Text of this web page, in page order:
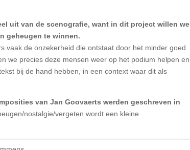
uit van de scenografie, want in dit project willen we
geheugen te winnen.
vaak de onzekerheid die ontstaat door het minder goed
we precies deze mensen weer op het podium helpen en
bij de hand hebben, in een context waar dit als
van Jan Goovaerts werden geschreven in
nostalgie/vergeten wordt een kleine